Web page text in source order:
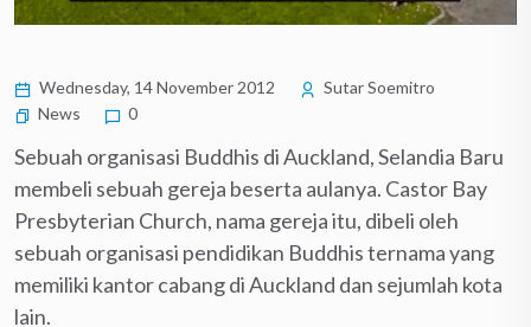
Wednesday, 14 November 2012
Sutar Soemitro
News
0
Sebuah organisasi Buddhis di Auckland, Selandia Baru
membeli sebuah gereja beserta aulanya. Castor Bay
Presbyterian Church, nama gereja itu, dibeli oleh
sebuah organisasi pendidikan Buddhis ternama yang
memiliki kantor cabang di Auckland dan sejumlah kota
lain.